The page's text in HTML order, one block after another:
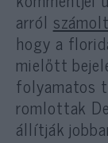
arról
hogy a
mielőtt
folyamatos
romlottak
állítják